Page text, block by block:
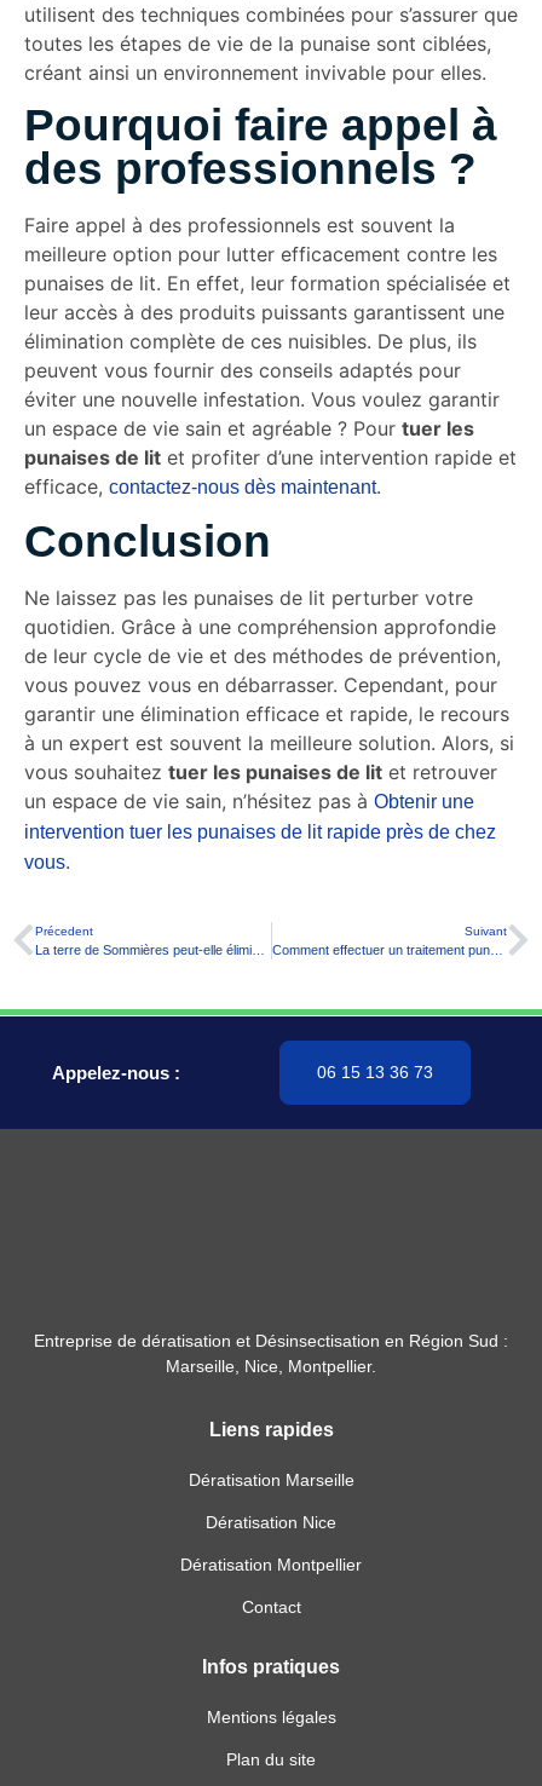
utilisent des techniques combinées pour s’assurer que
toutes les étapes de vie de la punaise sont ciblées,
créant ainsi un environnement invivable pour elles.
Pourquoi faire appel à
des professionnels ?
Faire appel à des professionnels est souvent la
meilleure option pour lutter efficacement contre les
punaises de lit. En effet, leur formation spécialisée et
leur accès à des produits puissants garantissent une
élimination complète de ces nuisibles. De plus, ils
peuvent vous fournir des conseils adaptés pour
éviter une nouvelle infestation. Vous voulez garantir
un espace de vie sain et agréable ? Pour tuer les
punaises de lit et profiter d’une intervention rapide et
efficace, contactez-nous dès maintenant.
Conclusion
Ne laissez pas les punaises de lit perturber votre
quotidien. Grâce à une compréhension approfondie
de leur cycle de vie et des méthodes de prévention,
vous pouvez vous en débarrasser. Cependant, pour
garantir une élimination efficace et rapide, le recours
à un expert est souvent la meilleure solution. Alors, si
vous souhaitez tuer les punaises de lit et retrouver
un espace de vie sain, n’hésitez pas à Obtenir une
intervention tuer les punaises de lit rapide près de chez
vous.
Précedent Suivant
Comment effectuer un traitement punaise de lit efficace ?
Appelez-nous : 06 15 13 36 73
Entreprise de dératisation et Désinsectisation en Région Sud :
Marseille, Nice, Montpellier.
Liens rapides
Dératisation Marseille
Dératisation Nice
Dératisation Montpellier
Contact
Infos pratiques
Mentions légales
Plan du site